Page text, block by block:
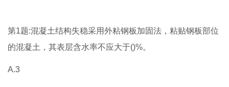
第1题:混凝土结构失稳采用外粘钢板加固法，粘贴钢板部位
的混凝土，其表层含水率不应大于()%。
A.3